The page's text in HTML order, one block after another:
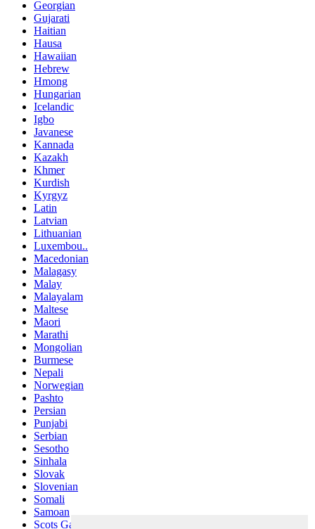
Georgian
Gujarati
Haitian
Hausa
Hawaiian
Hebrew
Hmong
Hungarian
Icelandic
Igbo
Javanese
Kannada
Kazakh
Khmer
Kurdish
Kyrgyz
Latin
Latvian
Lithuanian
Luxembou..
Macedonian
Malagasy
Malay
Malayalam
Maltese
Maori
Marathi
Mongolian
Burmese
Nepali
Norwegian
Pashto
Persian
Punjabi
Serbian
Sesotho
Sinhala
Slovak
Slovenian
Somali
Samoan
Scots Gaelic